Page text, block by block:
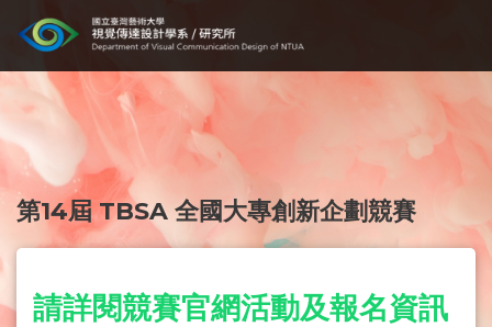
第14屆 TBSA 全國大專創新企劃競賽
請詳閱競賽官網活動及報名資訊